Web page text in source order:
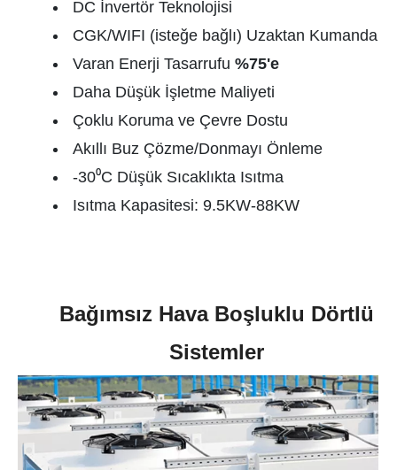
DC İnvertör Teknolojisi
CGK/WIFI (isteğe bağlı) Uzaktan Kumanda
Varan Enerji Tasarrufu %75'e
Daha Düşük İşletme Maliyeti
Çoklu Koruma ve Çevre Dostu
Akıllı Buz Çözme/Donmayı Önleme
-30⁰C Düşük Sıcaklıkta Isıtma
Isıtma Kapasitesi: 9.5KW-88KW
Bağımsız Hava Boşluklu Dörtlü
Sistemler